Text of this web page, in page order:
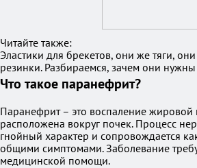
Читайте также:
Эластики для брекетов, они же тяги,
резинки. Разбираемся, зачем они нужны
Что такое паранефрит?
Паранефрит – это воспаление жировой
расположена вокруг почек. Процесс
гнойный характер и сопровождается
общими симптомами. Заболевание
медицинской помощи.